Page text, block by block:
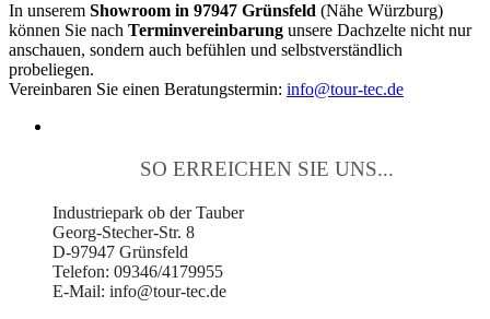
In unserem Showroom in 97947 Grünsfeld (Nähe Würzburg)
können Sie nach Terminvereinbarung unsere Dachzelte nicht nur
anschauen, sondern auch befühlen und selbstverständlich
probeliegen.
Vereinbaren Sie einen Beratungstermin: info@tour-tec.de
SO ERREICHEN SIE UNS...
Industriepark ob der Tauber
Georg-Stecher-Str. 8
D-97947 Grünsfeld
Telefon: 09346/4179955
E-Mail: info@tour-tec.de